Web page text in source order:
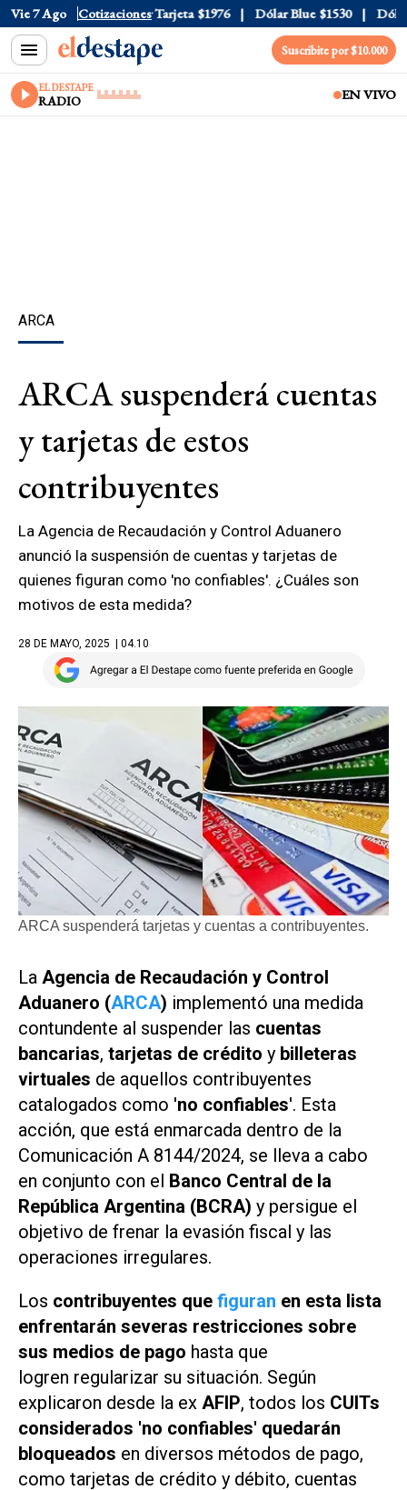
Vie 7 Ago Cotizaciones
$1520 Dólar Tarjeta $1976 Dólar Blue $1530 Dólar
Suscribite por $10.000
EL DESTAPE
RADIO EN VIVO
ARCA
ARCA suspenderá cuentas
y tarjetas de estos
contribuyentes
La Agencia de Recaudación y Control Aduanero
anunció la suspensión de cuentas y tarjetas de
quienes figuran como 'no confiables'. ¿Cuáles son
motivos de esta medida?
28 DE MAYO, 2025 | 04.10
ARCA suspenderá tarjetas y cuentas a contribuyentes.
La Agencia de Recaudación y Control
Aduanero (ARCA) implementó una medida
contundente al suspender las cuentas
bancarias, tarjetas de crédito y billeteras
virtuales de aquellos contribuyentes
catalogados como 'no confiables'. Esta
acción, que está enmarcada dentro de la
Comunicación A 8144/2024, se lleva a cabo
en conjunto con el Banco Central de la
República Argentina (BCRA) y persigue el
objetivo de frenar la evasión fiscal y las
operaciones irregulares.
Los contribuyentes que figuran en esta lista
enfrentarán severas restricciones sobre
sus medios de pago hasta que
logren regularizar su situación. Según
explicaron desde la ex AFIP, todos los CUITs
considerados 'no confiables' quedarán
bloqueados en diversos métodos de pago,
como tarjetas de crédito y débito, cuentas